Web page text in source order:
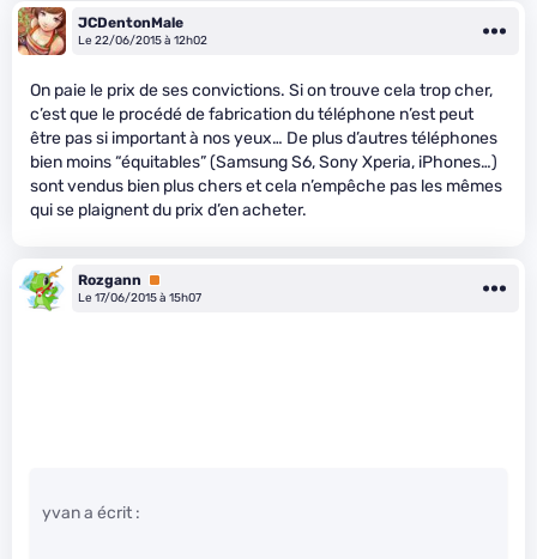
JCDentonMale
Le 22/06/2015 à 12h02
On paie le prix de ses convictions. Si on trouve cela trop cher,
c’est que le procédé de fabrication du téléphone n’est peut
être pas si important à nos yeux… De plus d’autres téléphones
bien moins “équitables” (Samsung S6, Sony Xperia, iPhones…)
sont vendus bien plus chers et cela n’empêche pas les mêmes
qui se plaignent du prix d’en acheter.
Rozgann
Premium
Le 17/06/2015 à 15h07
yvan a écrit :